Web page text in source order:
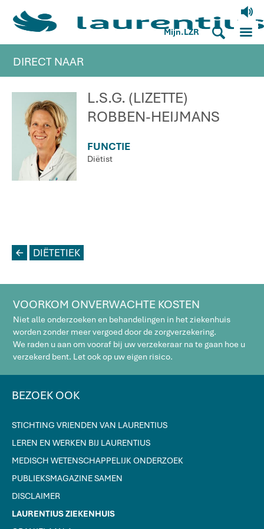
V
Mijn.LZR S M
DIRECT NAAR
L.S.G. (LIZETTE)
ROBBEN-HEIJMANS
FUNCTIE
Diëtist
L DIËTETIEK
VOORKOM ONVERWACHTE KOSTEN
Niet alle onderzoeken en behandelingen in het ziekenhuis
worden zonder meer vergoed door de zorgverzekering.
We raden u aan om vooraf bij uw verzekeraar na te gaan hoe u
verzekerd bent. Let ook op uw eigen risico.
BEZOEK OOK
STICHTING VRIENDEN VAN LAURENTIUS
LEREN EN WERKEN BIJ LAURENTIUS
MEDISCH WETENSCHAPPELIJK ONDERZOEK
PUBLIEKSMAGAZINE SAMEN
DISCLAIMER
LAURENTIUS ZIEKENHUIS